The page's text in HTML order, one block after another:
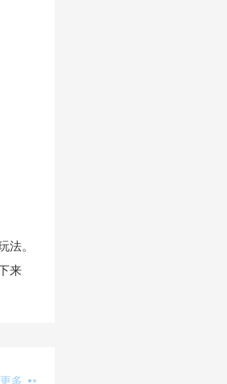
法。
来
更多